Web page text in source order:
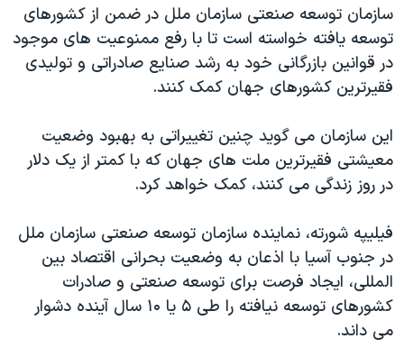
سازمان توسعه صنعتی سازمان ملل در ضمن از کشورهای
توسعه یافته خواسته است تا با رفع ممنوعیت های موجود
در قوانین بازرگانی خود به رشد صنایع صادراتی و تولیدی
فقیرترین کشورهای جهان کمک کنند.
این سازمان می گوید چنین تغییراتی به بهبود وضعیت
معیشتی فقیرترین ملت های جهان که با کمتر از یک دلار
در روز زندگی می کنند، کمک خواهد کرد.
فیلیپه شورته، نماینده سازمان توسعه صنعتی سازمان ملل
در جنوب آسیا با اذعان به وضعیت بحرانی اقتصاد بین
المللی، ایجاد فرصت برای توسعه صنعتی و صادرات
کشورهای توسعه نیافته را طی ۵ یا ۱۰ سال آینده دشوار
می داند.